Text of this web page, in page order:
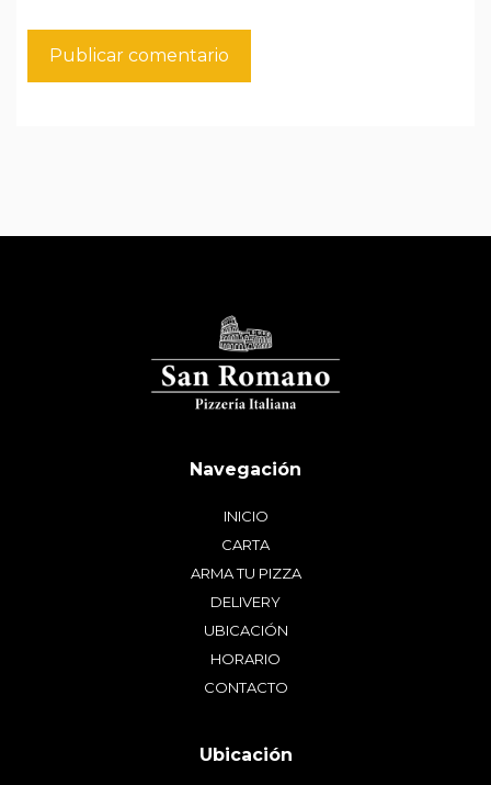
INICIO
CARTA
ARMA TU PIZZA
DELIVERY
UBICACIÓN
HORARIO
CONTACTO